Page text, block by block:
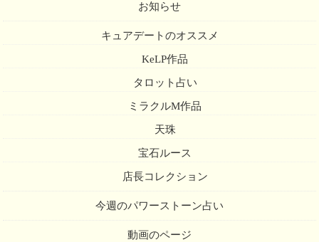
お知らせ
キュアデートのオススメ
KeLP作品
タロット占い
ミラクルM作品
天珠
宝石ルース
店長コレクション
今週のパワーストーン占い
動画のページ